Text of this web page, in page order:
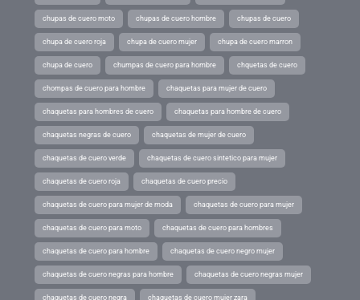
chupas de cuero moto chupas de cuero hombre chupas de cuero
chupa de cuero roja chupa de cuero mujer chupa de cuero marron
chupa de cuero chumpas de cuero para hombre chquetas de cuero
chompas de cuero para hombre chaquetas para mujer de cuero
chaquetas para hombres de cuero chaquetas para hombre de cuero
chaquetas negras de cuero chaquetas de mujer de cuero
chaquetas de cuero verde chaquetas de cuero sintetico para mujer
chaquetas de cuero roja chaquetas de cuero precio
chaquetas de cuero para mujer de moda chaquetas de cuero para mujer
chaquetas de cuero para moto chaquetas de cuero para hombres
chaquetas de cuero para hombre chaquetas de cuero negro mujer
chaquetas de cuero negras para hombre chaquetas de cuero negras mujer
chaquetas de cuero negra chaquetas de cuero mujer zara